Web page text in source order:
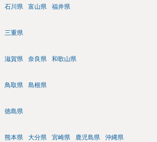
石川県 富山県 福井県
三重県
滋賀県 奈良県 和歌山県
鳥取県 島根県
徳島県
熊本県 大分県 宮崎県 鹿児島県 沖縄県